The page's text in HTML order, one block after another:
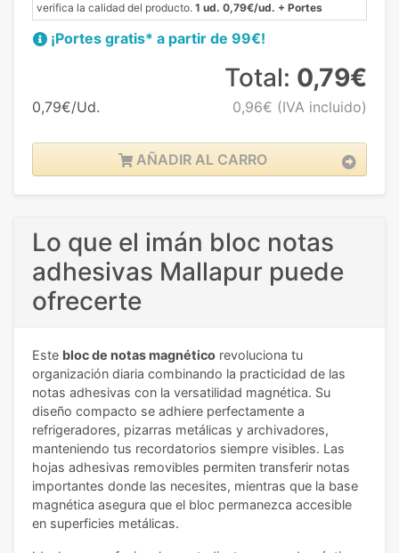
verifica la calidad del producto. 1 ud. 0,79€/ud. + Portes
¡Portes gratis* a partir de 99€!
0,79€/Ud.
Total: 0,79€
0,96€ (IVA incluido)
AÑADIR AL CARRO
Lo que el imán bloc notas
adhesivas Mallapur puede
ofrecerte
Este bloc de notas magnético revoluciona tu
organización diaria combinando la practicidad de las
notas adhesivas con la versatilidad magnética. Su
diseño compacto se adhiere perfectamente a
refrigeradores, pizarras metálicas y archivadores,
manteniendo tus recordatorios siempre visibles. Las
hojas adhesivas removibles permiten transferir notas
importantes donde las necesites, mientras que la base
magnética asegura que el bloc permanezca accesible
en superficies metálicas.